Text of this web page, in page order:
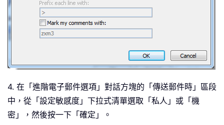
4. 在「進階電子郵件選項」對話方塊的「傳送郵件時」區段
中，從「設定敏感度」下拉式清單選取「私人」或「機
密」，然後按一下「確定」。